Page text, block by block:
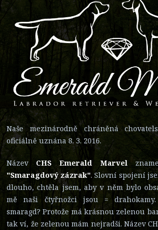
Naše mezinárodně chráněná
oficiálně uznána 8. 3. 2016.
Název CHS Emerald Marvel
"Smaragdový zázrak". Slovní spojení
dlouho, chtěla jsem, aby v něm bylo
mě naši čtyřnožci jsou =
smaragd? Protože má krásnou zelenou
tak ví, že zelenou mám nejradši. Název